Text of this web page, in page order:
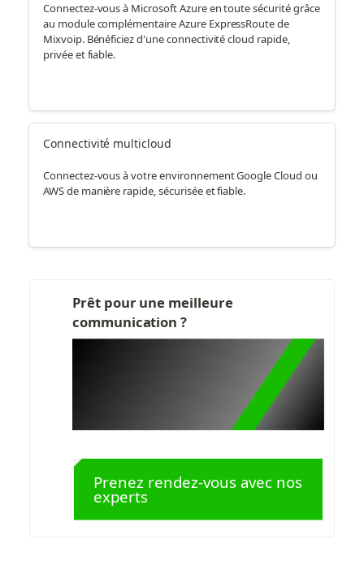
Connectez-vous à Microsoft Azure en toute sécurité grâce
au module complémentaire Azure ExpressRoute de
Mixvoip. Bénéficiez d'une connectivité cloud rapide,
privée et fiable.
Connectivité multicloud
Connectez-vous à votre environnement Google Cloud ou
AWS de manière rapide, sécurisée et fiable.
Prêt pour une meilleure
communication ?
Prenez rendez-vous avec nos
experts